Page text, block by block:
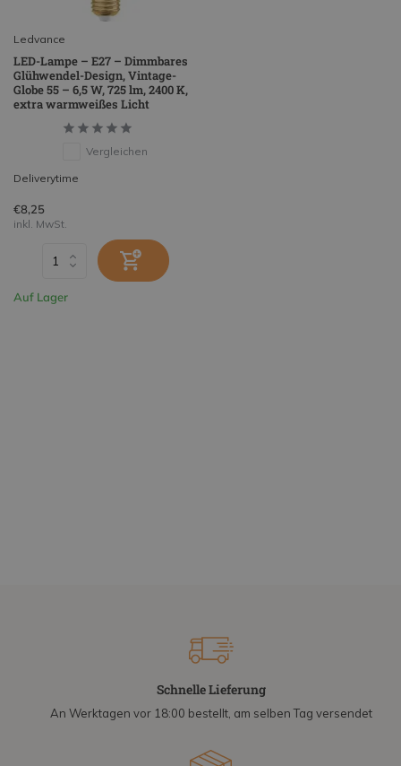
Ledvance
LED-Lampe – E27 – Dimmbares
Glühwendel-Design, Vintage-
Globe 55 – 6,5 W, 725 lm, 2400 K,
extra warmweißes Licht
Vergleichen
Deliverytime
€8,25
inkl. MwSt.
Auf Lager
Schnelle Lieferung
An Werktagen vor 18:00 bestellt, am selben Tag versendet